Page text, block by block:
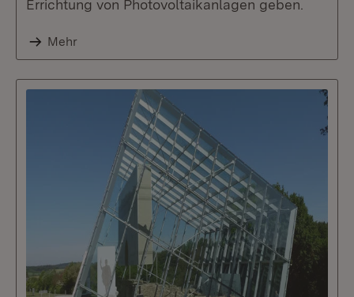
Errichtung von Photovoltaikanlagen geben.
Mehr